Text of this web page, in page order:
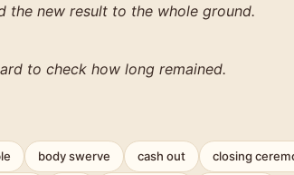
the new result to the whole ground.
to check how long remained.
body swerve cash out closing